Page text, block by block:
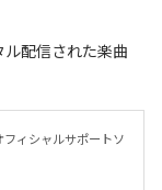
ル配信された楽曲
フィシャルサポートソ